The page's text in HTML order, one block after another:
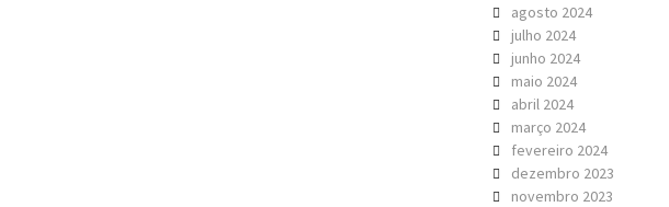
agosto 2024
julho 2024
junho 2024
maio 2024
abril 2024
março 2024
fevereiro 2024
dezembro 2023
novembro 2023